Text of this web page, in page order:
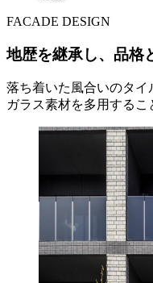
FACADE DESIGN
地歴を継承し、 品格
落ち着いた風合いのタイ
ガラス素材を多用するこ